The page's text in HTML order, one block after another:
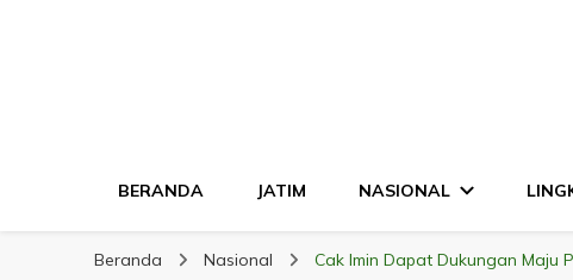
BERANDA JATIM NASIONAL
Beranda Nasional Cak Imin Dapat Dukungan Maju